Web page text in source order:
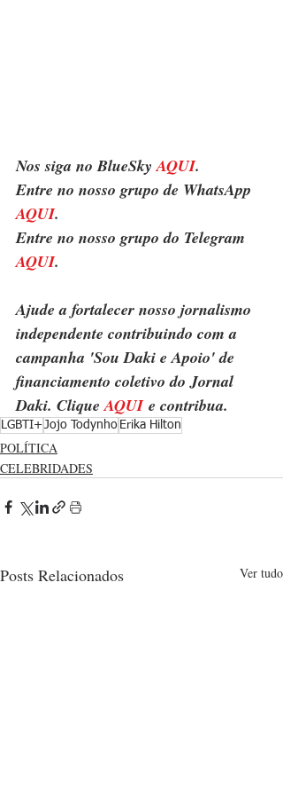
Nos siga no BlueSky AQUI.
Entre no nosso grupo de WhatsApp
AQUI.
Entre no nosso grupo do Telegram
AQUI.
Ajude a fortalecer nosso jornalismo
independente contribuindo com a
campanha 'Sou Daki e Apoio' de
financiamento coletivo do Jornal
Daki. Clique AQUI e contribua.
LGBTI+ Jojo Todynho Erika Hilton
POLÍTICA
CELEBRIDADES
Posts Relacionados Ver tudo